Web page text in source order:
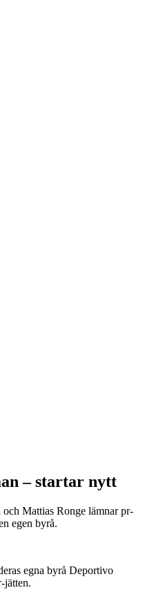
– startar nytt
Mattias Ronge lämnar pr-
egen byrå.
egna byrå Deportivo
jätten.